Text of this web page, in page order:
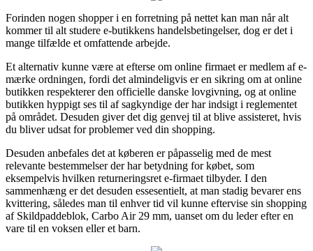
Forinden nogen shopper i en forretning på nettet kan man når alt
kommer til alt studere e-butikkens handelsbetingelser, dog er det i
mange tilfælde et omfattende arbejde.
Et alternativ kunne være at efterse om online firmaet er medlem af e-
mærke ordningen, fordi det almindeligvis er en sikring om at online
butikken respekterer den officielle danske lovgivning, og at online
butikken hyppigt ses til af sagkyndige der har indsigt i reglementet
på området. Desuden giver det dig genvej til at blive assisteret, hvis
du bliver udsat for problemer ved din shopping.
Desuden anbefales det at køberen er påpasselig med de mest
relevante bestemmelser der har betydning for købet, som
eksempelvis hvilken returneringsret e-firmaet tilbyder. I den
sammenhæng er det desuden essesentielt, at man stadig bevarer ens
kvittering, således man til enhver tid vil kunne eftervise sin shopping
af Skildpaddeblok, Carbo Air 29 mm, uanset om du leder efter en
vare til en voksen eller et barn.